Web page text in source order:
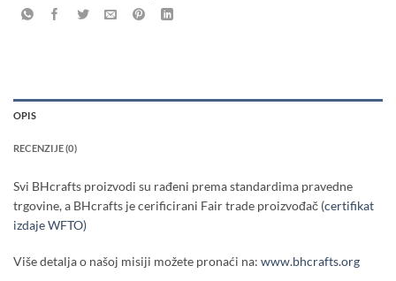
OPIS
RECENZIJE (0)
Svi BHcrafts proizvodi su rađeni prema standardima pravedne
trgovine, a BHcrafts je cerificirani Fair trade proizvođač (certifikat
izdaje WFTO)
Više detalja o našoj misiji možete pronaći na: www.bhcrafts.org